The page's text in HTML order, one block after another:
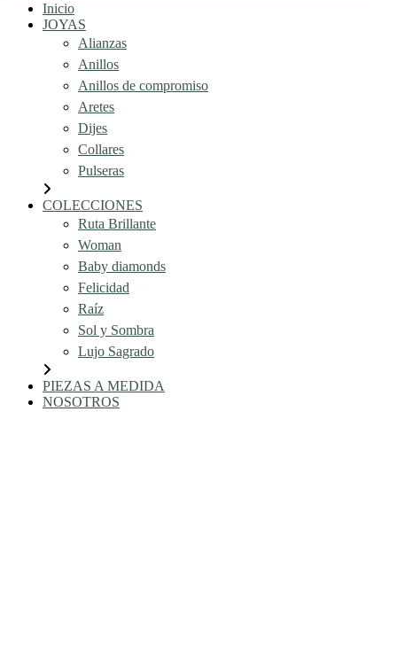
Inicio
JOYAS
Alianzas
Anillos
Anillos de compromiso
Aretes
Dijes
Collares
Pulseras
COLECCIONES
Ruta Brillante
Woman
Baby diamonds
Felicidad
Raíz
Sol y Sombra
Lujo Sagrado
PIEZAS A MEDIDA
NOSOTROS